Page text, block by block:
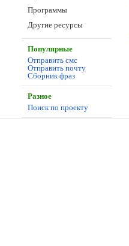
Программы
Другие ресурсы
Популярные
Отправить смс
Отправить почту
Сборник фраз
Разное
Поиск по проекту